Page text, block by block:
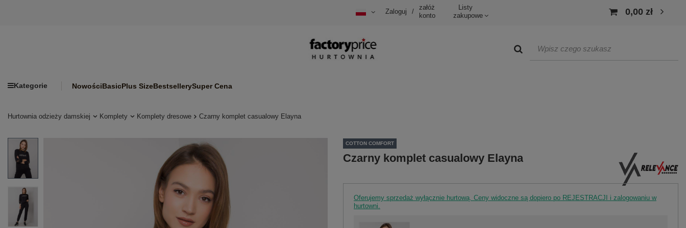
Zaloguj /
załóż
konto
Listy
zakupowe
0,00 zł
Kategorie NowościBasicPlus SizeBestsellerySuper Cena
Hurtownia odzieży damskiej Komplety Komplety dresowe Czarny komplet casualowy Elayna
COTTON COMFORT
Czarny komplet casualowy Elayna
Oferujemy sprzedaż wyłącznie hurtową. Ceny widoczne są dopiero po REJESTRACJI i zalogowaniu w
hurtowni.